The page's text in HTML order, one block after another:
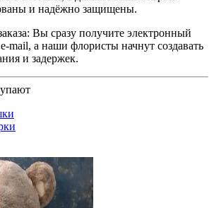
и надёжно защищены.
Вы сразу получите электронный
а наши флористы начнут создавать
и задержек.